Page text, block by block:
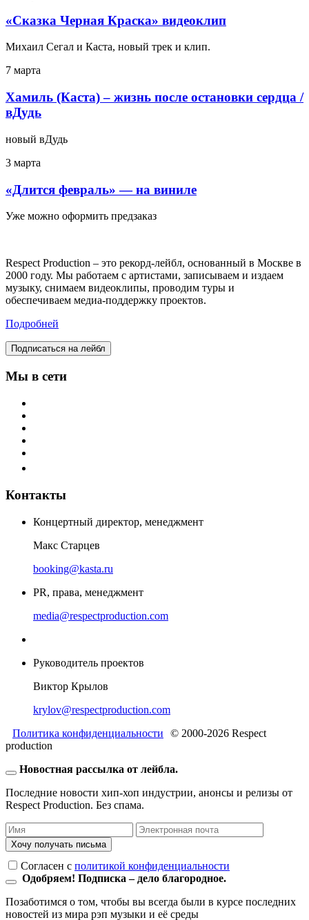
«Сказка Черная Краска» видеоклип
Михаил Сегал и Каста, новый трек и клип.
7 марта
Хамиль (Каста) – жизнь после остановки сердца /
вДудь
новый вДудь
3 марта
«Длится февраль» — на виниле
Уже можно оформить предзаказ
Respect Production – это рекорд-лейбл, основанный в Москве в
2000 году. Мы работаем с артистами, записываем и издаем
музыку, снимаем видеоклипы, проводим туры и
обеспечиваем медиа-поддержку проектов.
Подробней
Подписаться на лейбл
Мы в сети
Контакты
Концертный директор, менеджмент
Макс Старцев
booking@kasta.ru
PR, права, менеджмент
media@respectproduction.com
Руководитель проектов
Виктор Крылов
krylov@respectproduction.com
Политика конфиденциальности
© 2000-2026 Respect
production
Новостная рассылка от лейбла.
Последние новости хип-хоп индустрии, анонсы и релизы от
Respect Production. Без спама.
Хочу получать письма
Согласен c политикой конфиденциальности
Одобряем! Подписка – дело благородное.
Позаботимся о том, чтобы вы всегда были в курсе последних
новостей из мира рэп музыки и её среды